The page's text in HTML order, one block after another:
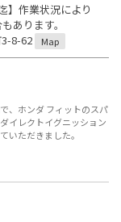
】作業状況により
あります。
8-62
Map
、ホンダ フィットのスパ
イレクトイグニッション
いただきました。